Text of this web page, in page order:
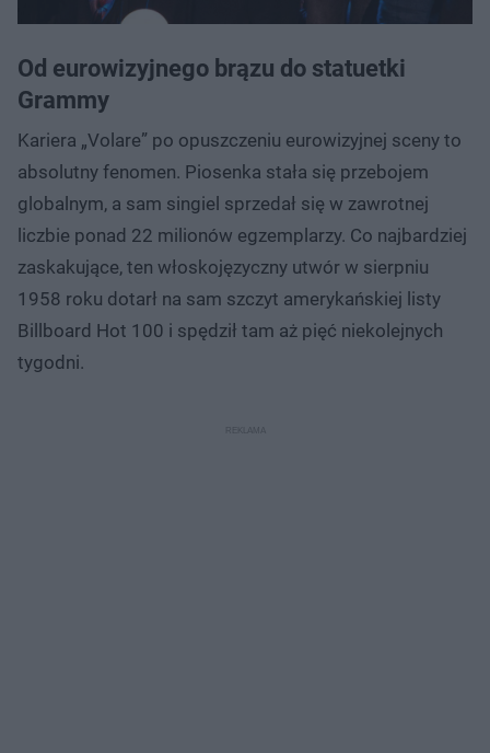
Od eurowizyjnego brązu do statuetki
Grammy
Kariera „Volare” po opuszczeniu eurowizyjnej sceny to
absolutny fenomen. Piosenka stała się przebojem
globalnym, a sam singiel sprzedał się w zawrotnej
liczbie ponad 22 milionów egzemplarzy. Co najbardziej
zaskakujące, ten włoskojęzyczny utwór w sierpniu
1958 roku dotarł na sam szczyt amerykańskiej listy
Billboard Hot 100 i spędził tam aż pięć niekolejnych
tygodni.